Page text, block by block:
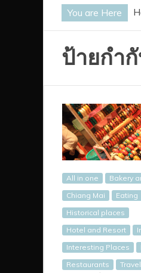
You are Here
ป้ายกำ
All in one
Bakery
Chiang Mai
Eating
Historical places
Hotel and Resort
Interesting Places
Restaurants
Travel